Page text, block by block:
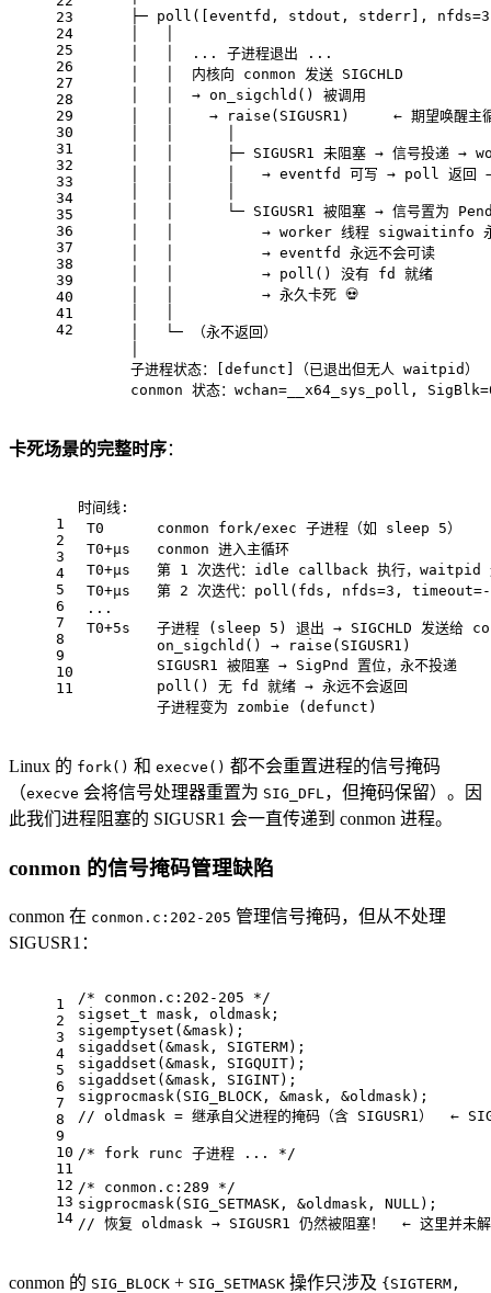
23
24
25
26
27
28
29
30
31
32
33
34
35
36
37
38
39
40
41
42
├─ poll([eventfd, stdout, stderr],
      │   │  ... 子进程退出 ...
      │   │  内核向 conmon 发送 SIGCHLD
      │   │  → on_sigchld() 被调用
│   │    → raise(SIGUSR1)     ← 期望唤醒主
│   │      ├─ SIGUSR1 未阻塞 → 信号投递 →
│   │      │   → eventfd 可写 → poll 返回
│   │      └─ SIGUSR1 被阻塞 → 信号置为
│   │          → worker 线程 sigwaitinfo
      │   │          → eventfd 永远不会可读
      │   │          → poll() 没有 fd 就绪
      │   │          → 永久卡死 💀
      │   └─ （永不返回）
      子进程状态：[defunct]（已退出但无人 waitpid）
conmon 状态：wchan=__x64_sys_poll,
卡死场景的完整时序：
1
2
3
4
5
6
7
8
9
10
11
时间线:
T0      conmon fork/exec 子进程（如 sleep 5）
T0+μs   conmon 进入主循环
T0+μs   第 1 次迭代：idle callback 执行，waitpid 返
T0+μs   第 2 次迭代：poll(fds, nfds=3, timeout=-
...
T0+5s   子进程 (sleep 5) 退出 → SIGCHLD 发送给
         on_sigchld() → raise(SIGUSR1)
         SIGUSR1 被阻塞 → SigPnd 置位，永不投递
         poll() 无 fd 就绪 → 永远不会返回
         子进程变为 zombie (defunct)
Linux 的 fork() 和 execve() 都不会重置进程的信号掩码
（execve 会将信号处理器重置为 SIG_DFL，但掩码保留）。因
此我们进程阻塞的 SIGUSR1 会一直传递到 conmon 进程。
conmon 的信号掩码管理缺陷
conmon 在 conmon.c:202-205 管理信号掩码，但从不处理
SIGUSR1：
1
2
3
4
5
6
7
8
9
10
11
12
13
14
/* conmon.c:202-205 */
sigset_t mask, oldmask;
sigemptyset(&mask);
sigaddset(&mask, SIGTERM);
sigaddset(&mask, SIGQUIT);
sigaddset(&mask, SIGINT);
sigprocmask(SIG_BLOCK, &mask, &oldmask);
// oldmask = 继承自父进程的掩码（含 SIGUSR1）  ←
/* fork runc 子进程 ... */
/* conmon.c:289 */
sigprocmask(SIG_SETMASK, &oldmask, NULL );
// 恢复 oldmask → SIGUSR1 仍然被阻塞！  ← 这里并未解
conmon 的 SIG_BLOCK + SIG_SETMASK 操作只涉及 {SIGTERM,